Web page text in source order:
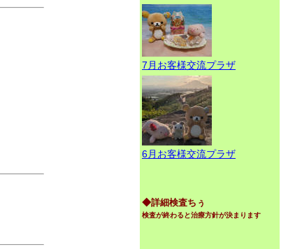
7月お客様交流プラザ
6月お客様交流プラザ
◆詳細検査ちぅ
検査が終わると治療方針が決まります